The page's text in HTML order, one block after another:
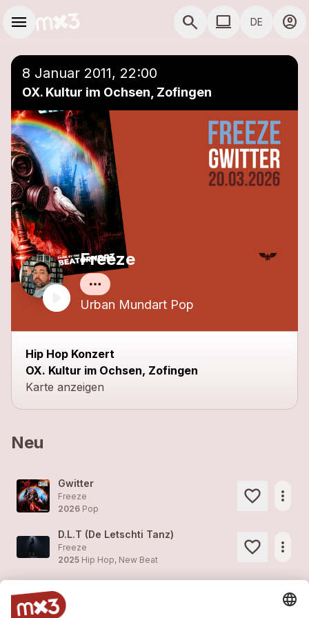
menu search COMPUTER
computer DE account_circle
8 Januar 2011, 22:00
OX. Kultur im Ochsen, Zofingen
Freeze
Urban Mundart Pop
Hip Hop Konzert
OX. Kultur im Ochsen, Zofingen
Karte anzeigen
Neu
Gwitter
Freeze
2026 Pop
more_horiz
D.L.T (De Letschti Tanz)
Freeze
2025 Hip Hop, New Beat
more_horiz
Freeze
2025
more_horiz
Einer Playlist hinzufügen close